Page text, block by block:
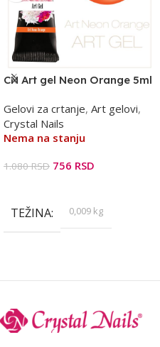
CN Art gel Neon Orange 5ml
Gelovi za crtanje, Art gelovi,
Crystal Nails
Nema na stanju
1.080RSD 756 RSD
TEŽINA 0,009 kg